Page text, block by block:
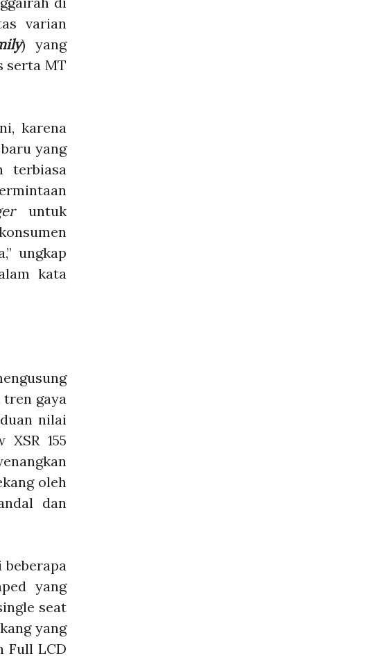
varian
) yang
serta MT
karena
yang
terbiasa
untuk
ungkap
kata
tren gaya
nilai
155
oleh
dan
beberapa
yang
seat
yang
Full LCD